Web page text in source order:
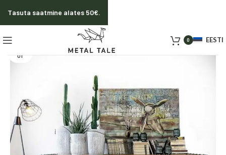
0 EESTI
UT
Tasuta saatmine alates 50€.